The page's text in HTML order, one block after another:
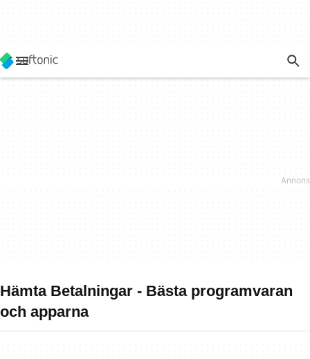
Hämta Betalningar - Bästa programvaran
och apparna